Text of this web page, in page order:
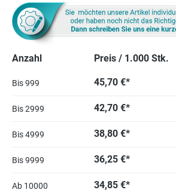
Anzahl Preis / 1.000 Stk.
Bis999 45,70 €*
Bis2999 42,70 €*
Bis4999 38,80 €*
Bis9999 36,25 €*
Ab 10000 34,85 €*